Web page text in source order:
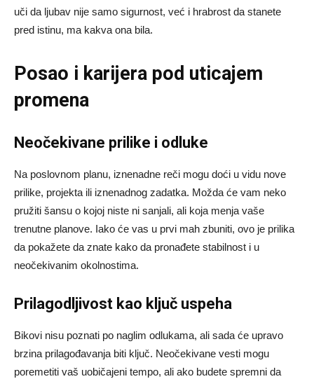
uči da ljubav nije samo sigurnost, već i hrabrost da stanete
pred istinu, ma kakva ona bila.
Posao i karijera pod uticajem
promena
Neočekivane prilike i odluke
Na poslovnom planu, iznenadne reči mogu doći u vidu nove
prilike, projekta ili iznenadnog zadatka. Možda će vam neko
pružiti šansu o kojoj niste ni sanjali, ali koja menja vaše
trenutne planove. Iako će vas u prvi mah zbuniti, ovo je prilika
da pokažete da znate kako da pronađete stabilnost i u
neočekivanim okolnostima.
Prilagodljivost kao ključ uspeha
Bikovi nisu poznati po naglim odlukama, ali sada će upravo
brzina prilagođavanja biti ključ. Neočekivane vesti mogu
poremetiti vaš uobičajeni tempo, ali ako budete spremni da